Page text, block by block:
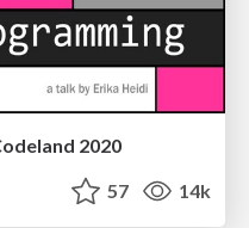
2020
57 14k